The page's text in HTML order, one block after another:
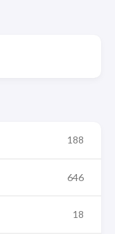
188
646
18